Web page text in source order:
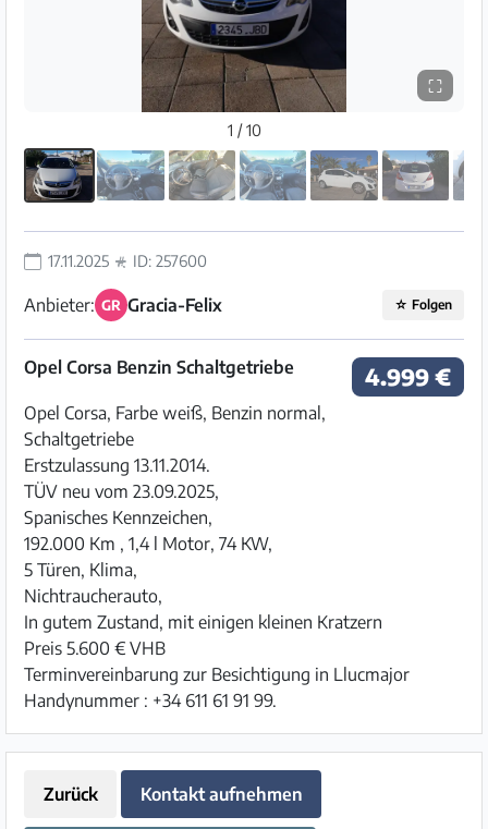
⛶
1 / 10
17.11.2025 ID: 257600
Anbieter: GR Gracia-Felix ☆ Folgen
4.999 €
Opel Corsa Benzin Schaltgetriebe
Opel Corsa, Farbe weiß, Benzin normal,
Schaltgetriebe
Erstzulassung 13.11.2014.
TÜV neu vom 23.09.2025,
Spanisches Kennzeichen,
192.000 Km , 1,4 l Motor, 74 KW,
5 Türen, Klima,
Nichtraucherauto,
In gutem Zustand, mit einigen kleinen Kratzern
Preis 5.600 € VHB
Terminvereinbarung zur Besichtigung in Llucmajor
Handynummer : +34 611 61 91 99.
Zurück Kontakt aufnehmen